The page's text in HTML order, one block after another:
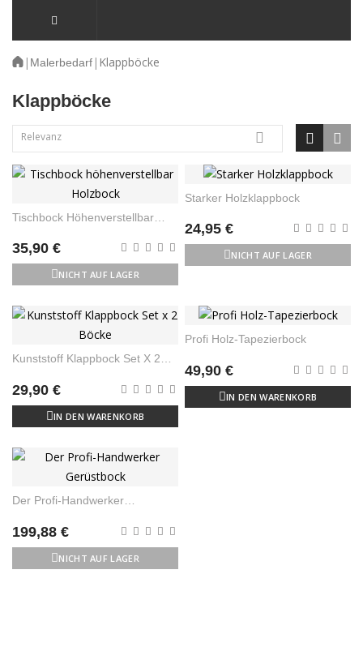
| Malerbedarf | Klappböcke
Klappböcke
Relevanz 
Tischbock Höhenverstellbar
35,90 €
NICHT AUF LAGER
Starker Holzklappbock
24,95 €
NICHT AUF LAGER
Kunststoff Klappbock Set X 2
29,90 €
IN DEN WARENKORB
Profi Holz-Tapezierbock
49,90 €
IN DEN WARENKORB
Der Profi-Handwerker
199,88 €
NICHT AUF LAGER